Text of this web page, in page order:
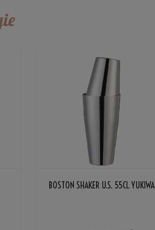
BOSTON SHAKER U.S. 55CL YUKIWA